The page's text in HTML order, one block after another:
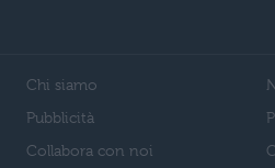
Chi siamo
Pubblicità
Collabora con noi